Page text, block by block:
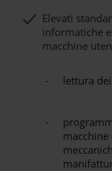
Elevati
informatiche
macchine
- lettura
-
macchine